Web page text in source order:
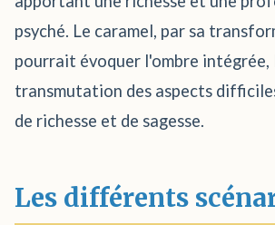
psyché. Le caramel, par sa
pourrait évoquer l'ombre intégrée,
transmutation des aspects
de richesse et de sagesse.
Les différents